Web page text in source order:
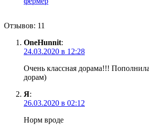
Отзывов: 11
OneHunnit:
24.03.2020 в 12:28
Очень классная дорама!!!
дорам)
Я:
26.03.2020 в 02:12
Норм вроде